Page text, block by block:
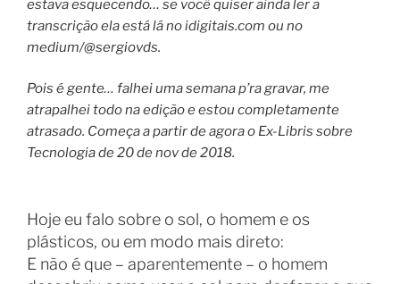
estava esquecendo… se você quiser ainda ler a
transcrição ela está lá no idigitais.com ou no
medium/@sergiovds.
Pois é gente… falhei uma semana p’ra gravar, me
atrapalhei todo na edição e estou completamente
atrasado. Começa a partir de agora o Ex-Libris sobre
Tecnologia de 20 de nov de 2018.
Hoje eu falo sobre o sol, o homem e os
plásticos, ou em modo mais direto:
E não é que – aparentemente – o homem